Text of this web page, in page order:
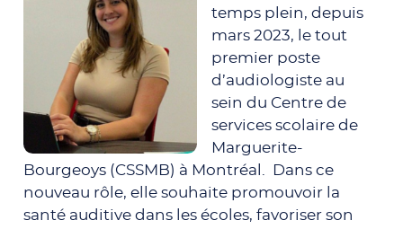
temps plein, depuis
mars 2023, le tout
premier poste
d’audiologiste au
sein du Centre de
services scolaire de
Marguerite-
Bourgeoys (CSSMB) à Montréal. Dans ce
nouveau rôle, elle souhaite promouvoir la
santé auditive dans les écoles, favoriser son